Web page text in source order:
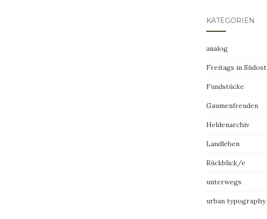
KATEGORIEN
analog
Freitags in Südost
Fundstücke
Gaumenfreuden
Heldenarchiv
Landleben
Rückblick/e
unterwegs
urban typography